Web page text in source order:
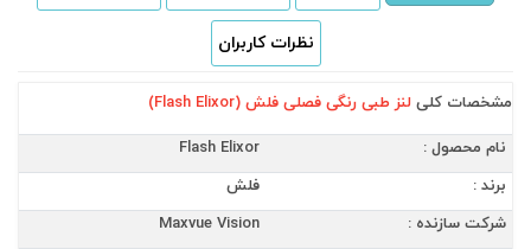
نظرات کاربران
مشخصات کلی لنز طبی رنگی فصلی فلش (Flash Elixor)
نام محصول :
Flash Elixor
برند :
فلش
شرکت سازنده :
Maxvue Vision